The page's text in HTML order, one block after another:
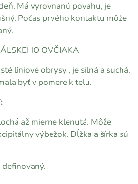
Má vyrovnanú povahu, je
Počas prvého kontaktu môže
OVČIAKA
líniové obrysy , je silná a suchá.
byť v pomere k telu.
až mierne klenutá. Môže
výbežok. Dĺžka a šírka sú